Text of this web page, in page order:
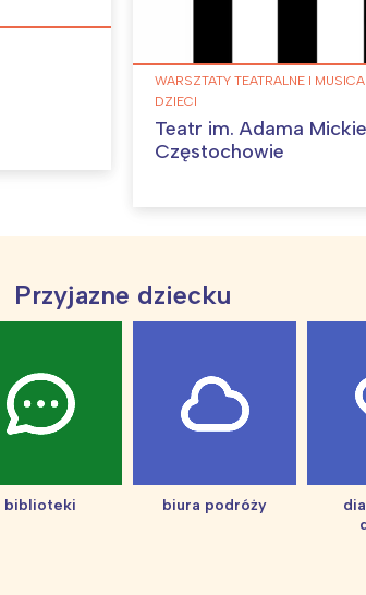
WARSZTATY TEATRALNE I
DZIECI
Teatr im. Adama
Częstochowie
Przyjazne dziecku
biblioteki biura podróży